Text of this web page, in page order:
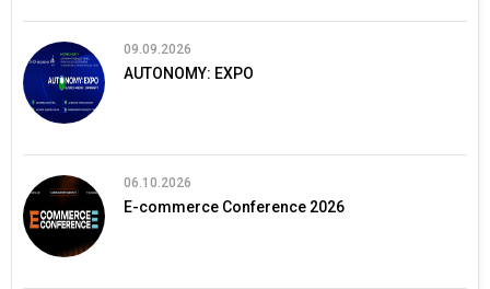
09.09.2026
AUTONOMY: EXPO
06.10.2026
E-commerce Conference 2026